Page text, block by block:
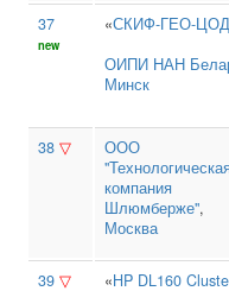
37
new
«СКИФ-ГЕО-
ОИПИ НАН
Минск
38 ▽
ООО
компания
Шлюмберже",
Москва
39 ▽ «HP DL160